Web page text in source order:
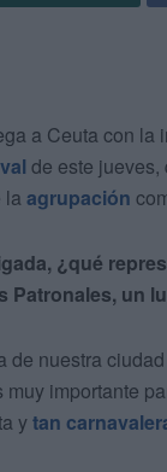
a Ceuta con
de este
la agrupación
¿qué
Patronales, un
de nuestra
importante
ytan